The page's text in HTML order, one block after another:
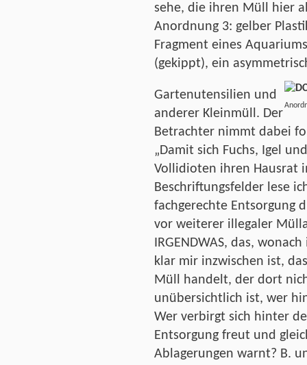
sehe, die ihren Müll hier
Anordnung 3: gelber
Fragment eines
(gekippt), ein
Gartenutensilien und
anderer Kleinmüll. Der
Betrachter nimmt dabei
„Damit sich Fuchs, Igel
Vollidioten ihren Hausrat
Beschriftungsfelder lese
fachgerechte Entsorgung
vor weiterer illegaler
IRGENDWAS, das,
klar mir inzwischen ist,
Müll handelt, der dort
unübersichtlich ist, wer
Wer verbirgt sich hinter
Entsorgung freut und
Ablagerungen warnt? B.